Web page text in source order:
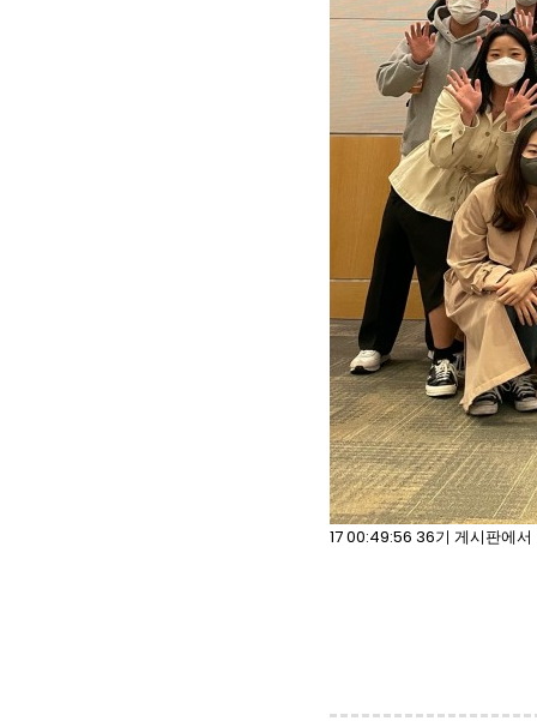
17 00:49:56 36기 게시판에